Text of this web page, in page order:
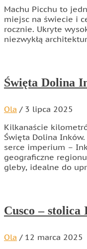
Machu Picchu to
miejsc na świecie i
rocznie. Ukryte
niezwykłą
Święta Dolina
Ola / 3 lipca 2025
Kilkanaście
Święta Dolina Inków.
serce imperium –
geograficzne
gleby, idealne do
Cusco –
Ola / 12 marca 2025